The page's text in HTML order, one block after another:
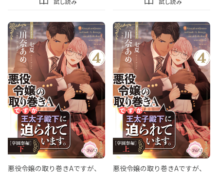
悪役令嬢の取り巻きAですが、
悪役令嬢の取り巻きAですが、